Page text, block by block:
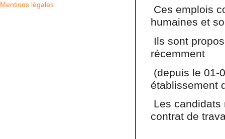
Ces emplois
humaines et
Ils sont
récemment
(depuis le 01-
établissement
Les candidats
contrat de
Mentions légales